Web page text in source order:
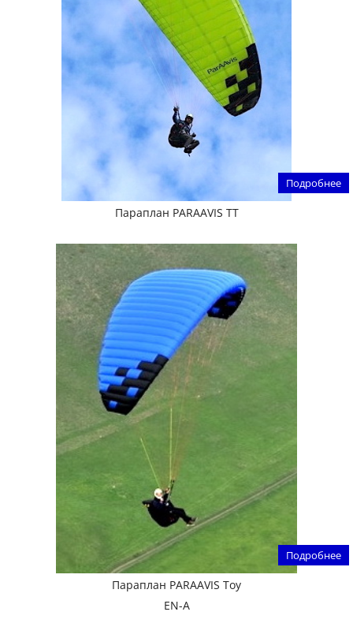
Подробнее
Параплан PARAAVIS TT
Подробнее
Параплан PARAAVIS Toy
EN-A